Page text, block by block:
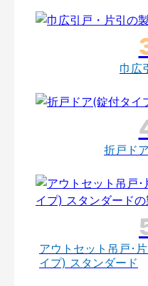
巾広
折戸ド
アウトセット吊戸･
イプ) スタンダード